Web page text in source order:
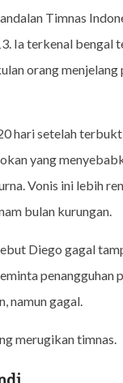
Timnas
Ia terkenal bengal
orang menjelang
hari setelah
yang
Vonis ini lebih
bulan kurungan.
Diego gagal
penangguhan
namun gagal.
merugikan timnas.